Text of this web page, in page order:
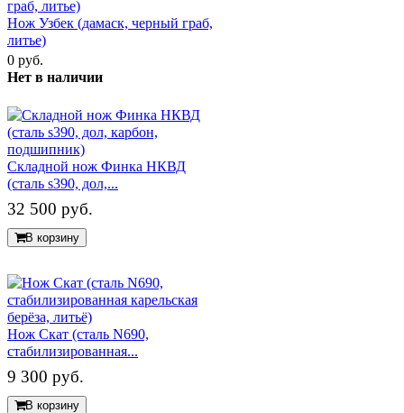
Нож Узбек (дамаск, черный граб,
литье)
0 руб.
Нет в наличии
Складной нож Финка НКВД
(сталь s390, дол,...
32 500 руб.
В корзину
Нож Скат (сталь N690,
стабилизированная...
9 300 руб.
В корзину